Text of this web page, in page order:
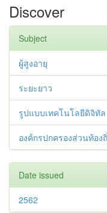
Discover
Subject
ผู้สูงอายุ
ระยะยาว
รูปแบบเทคโนโลยีดิจิทัล
องค์กรปกครองส่วนท้อง
Date issued
2562